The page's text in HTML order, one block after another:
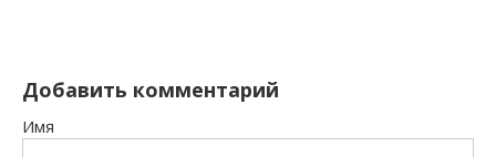
Добавить комментарий
Имя